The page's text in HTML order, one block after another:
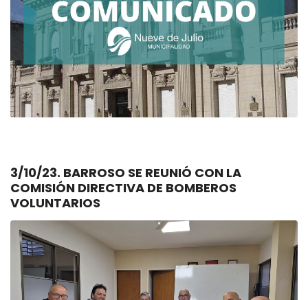
3/10/23. BARROSO SE REUNIÓ CON LA
COMISIÓN DIRECTIVA DE BOMBEROS
VOLUNTARIOS